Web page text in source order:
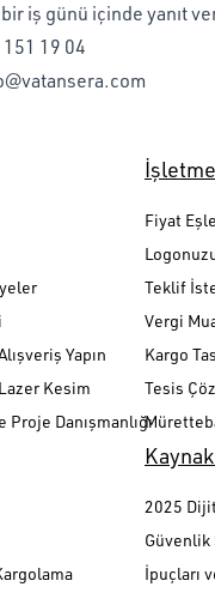
iş günü içinde yanıt
19 04
Yapın
Kesim
Proje Danışmanlığı
Fiyat
Teklif
Vergi
Kargo
Tesis
2025
Güvenlik
İpuçları